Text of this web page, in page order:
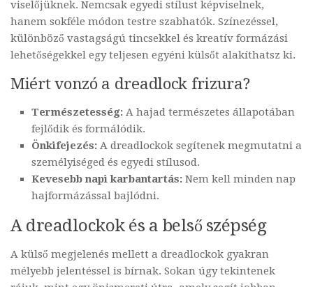
viselőjüknek. Nemcsak egyedi stílust képviselnek,
hanem sokféle módon testre szabhatók. Színezéssel,
különböző vastagságú tincsekkel és kreatív formázási
lehetőségekkel egy teljesen egyéni külsőt alakíthatsz ki.
Miért vonzó a dreadlock frizura?
Természetesség: A hajad természetes állapotában
fejlődik és formálódik.
Önkifejezés: A dreadlockok segítenek megmutatni a
személyiséged és egyedi stílusod.
Kevesebb napi karbantartás: Nem kell minden nap
hajformázással bajlódni.
A dreadlockok és a belső szépség
A külső megjelenés mellett a dreadlockok gyakran
mélyebb jelentéssel is bírnak. Sokan úgy tekintenek